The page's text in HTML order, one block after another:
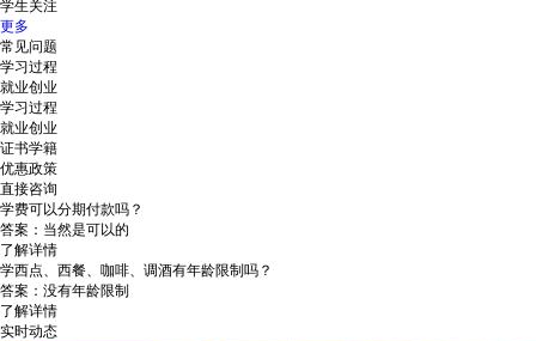
学生关注
更多
常见问题
学习过程
就业创业
学习过程
就业创业
证书学籍
优惠政策
直接咨询
学费可以分期付款吗？
答案：当然是可以的
了解详情
学西点、西餐、咖啡、调酒有年龄限制吗？
答案：没有年龄限制
了解详情
实时动态